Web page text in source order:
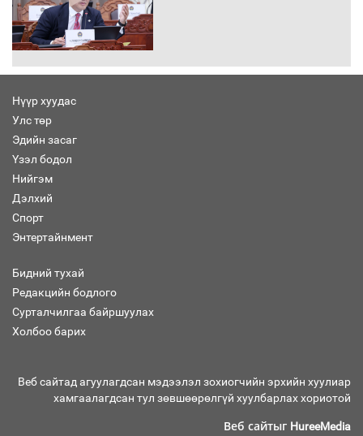
албан татварыг тэглэлээ
Нүүр хуудас
Улс төр
Эдийн засаг
Үзэл бодол
Нийгэм
Дэлхий
Спорт
Энтертайнмент
Бидний тухай
Редакцийн бодлого
Сурталчилгаа байршуулах
Холбоо барих
Веб сайтад агуулагдсан мэдээлэл зохиогчийн эрхийн хуулиар
хамгаалагдсан тул зөвшөөрөлгүй хуулбарлах хориотой
Веб сайтыг HureeMedia